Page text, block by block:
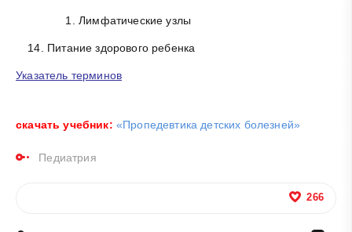
Лимфатические узлы
Питание здорового ребенка
Указатель терминов
скачать учебник: «Пропедевтика детских болезней»
Педиатрия
266